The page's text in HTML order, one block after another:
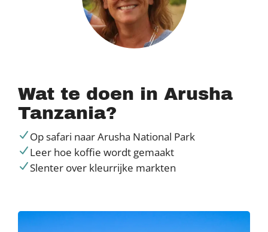
Wat te doen in Arusha
Tanzania?
Op safari naar Arusha National Park
Leer hoe koffie wordt gemaakt
Slenter over kleurrijke markten